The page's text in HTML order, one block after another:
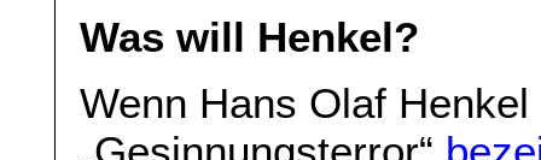
Was will Henkel?
Wenn Hans Olaf
„Gesinnungsterror“